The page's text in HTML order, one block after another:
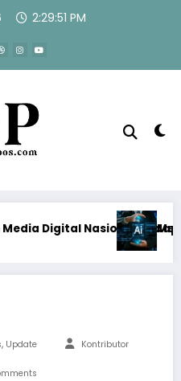
2:29:52 PM
Perang Algoritma AI
Menjawab Perang Algoritma
, Update Kontributor